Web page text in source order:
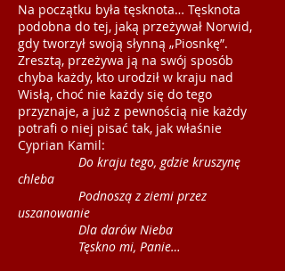
Na początku była tęsknota… Tęsknota
podobna do tej, jaką przeżywał Norwid,
gdy tworzył swoją słynną „Piosnkę”.
Zresztą, przeżywa ją na swój sposób
chyba każdy, kto urodził w kraju nad
Wisłą, choć nie każdy się do tego
przyznaje, a już z pewnością nie każdy
potrafi o niej pisać tak, jak właśnie
Cyprian Kamil:
Do kraju tego, gdzie kruszynę
chleba
Podnoszą z ziemi przez
uszanowanie
Dla darów Nieba
Tęskno mi, Panie…